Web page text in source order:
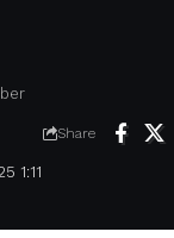
1:11
Share